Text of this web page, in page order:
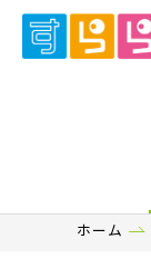
ホーム